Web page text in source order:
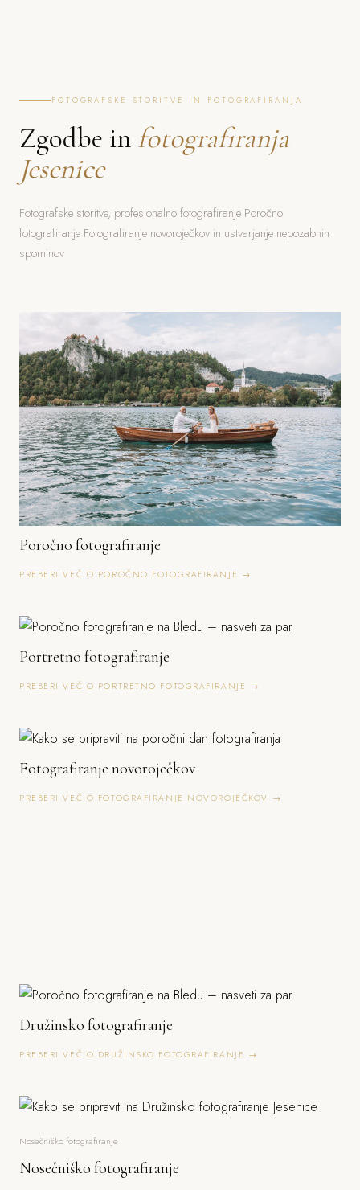
FOTOGRAFSKE STORITVE IN FOTOGRAFIRANJA
Zgodbe in fotografiranja
Jesenice
Fotografske storitve, profesionalno fotografiranje Poročno
fotografiranje Fotografiranje novoroječkov in ustvarjanje nepozabnih
spominov
Poročno fotografiranje
PREBERI VEČ O POROČNO FOTOGRAFIRANJE →
Portretno fotografiranje
PREBERI VEČ O PORTRETNO FOTOGRAFIRANJE →
Fotografiranje novoroječkov
PREBERI VEČ O FOTOGRAFIRANJE NOVOROJEČKOV →
Družinsko fotografiranje
PREBERI VEČ O DRUŽINSKO FOTOGRAFIRANJE →
Nosečniško fotografiranje
Nosečniško fotografiranje